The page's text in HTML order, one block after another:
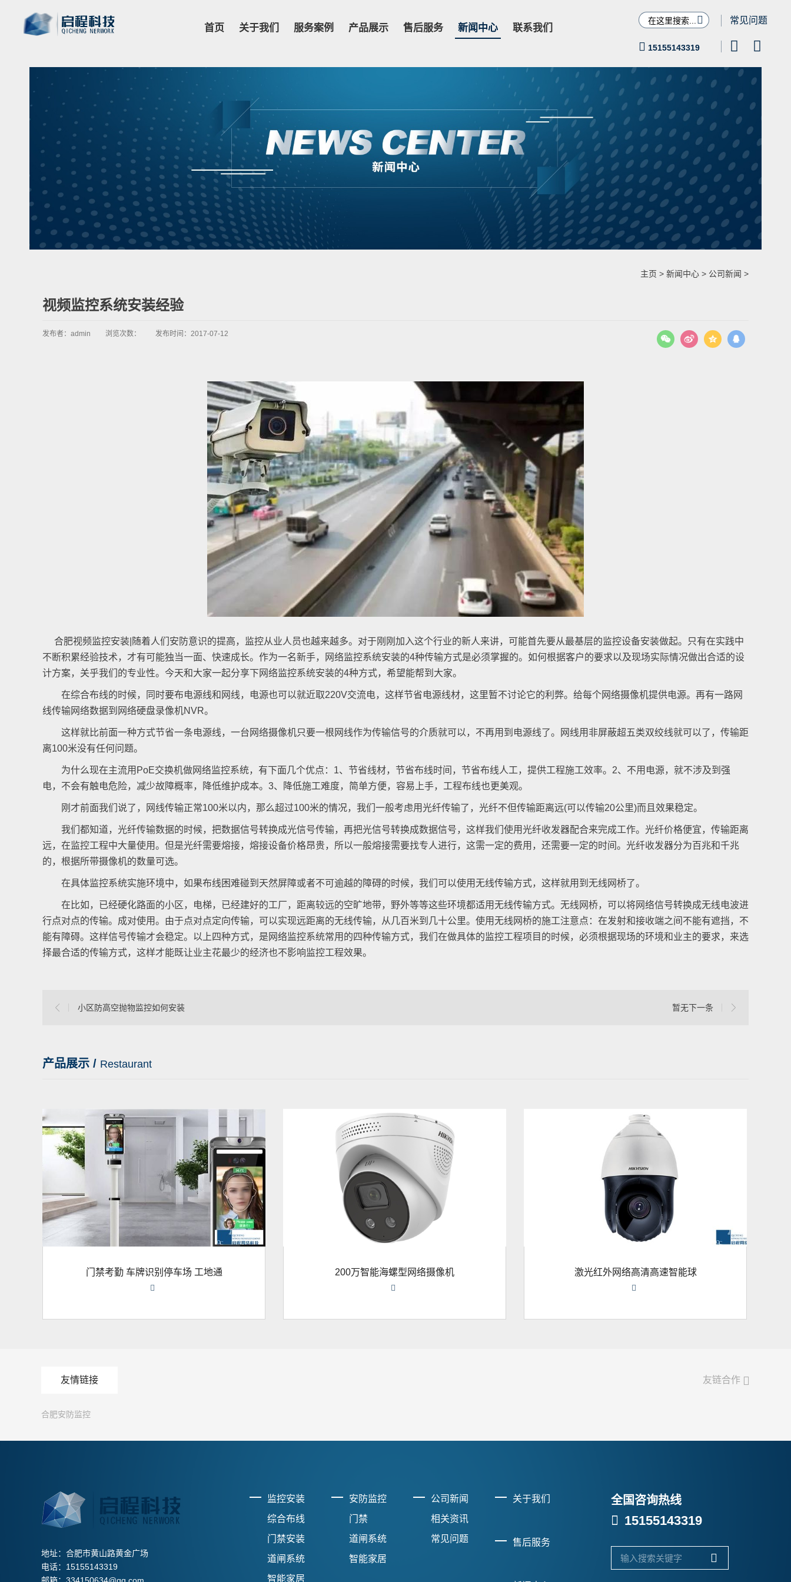
首页 关于我们 服务案例 产品展示 售后服务 新闻中心 联系我们
 常见问题
 15155143319  
主页 > 新闻中心 > 公司新闻 >
视频监控系统安装经验
发布者： admin 浏览次数： 发布时间： 2017-07-12
合肥视频监控安装|随着人们安防意识的提高，监控从业人员也越来越多。对于刚刚加入这个行业的新人来讲，可能首先要从最基层的监控设备安装做起。只有在实践中
不断积累经验技术，才有可能独当一面、快速成长。作为一名新手，网络监控系统安装的4种传输方式是必须掌握的。如何根据客户的要求以及现场实际情况做出合适的设
计方案，关乎我们的专业性。今天和大家一起分享下网络监控系统安装的4种方式，希望能帮到大家。
在综合布线的时候，同时要布电源线和网线，电源也可以就近取220V交流电，这样节省电源线材，这里暂不讨论它的利弊。给每个网络摄像机提供电源。再有一路网
线传输网络数据到网络硬盘录像机NVR。
这样就比前面一种方式节省一条电源线，一台网络摄像机只要一根网线作为传输信号的介质就可以，不再用到电源线了。网线用非屏蔽超五类双绞线就可以了，传输距
离100米没有任何问题。
为什么现在主流用PoE交换机做网络监控系统，有下面几个优点：1、节省线材，节省布线时间，节省布线人工，提供工程施工效率。2、不用电源，就不涉及到强
电，不会有触电危险，减少故障概率，降低维护成本。3、降低施工难度，简单方便，容易上手，工程布线也更美观。
刚才前面我们说了，网线传输正常100米以内，那么超过100米的情况，我们一般考虑用光纤传输了，光纤不但传输距离远(可以传输20公里)而且效果稳定。
我们都知道，光纤传输数据的时候，把数据信号转换成光信号传输，再把光信号转换成数据信号，这样我们使用光纤收发器配合来完成工作。光纤价格便宜，传输距离
远，在监控工程中大量使用。但是光纤需要熔接，熔接设备价格昂贵，所以一般熔接需要找专人进行，这需一定的费用，还需要一定的时间。光纤收发器分为百兆和千兆
的，根据所带摄像机的数量可选。
在具体监控系统实施环境中，如果布线困难碰到天然屏障或者不可逾越的障碍的时候，我们可以使用无线传输方式，这样就用到无线网桥了。
在比如，已经硬化路面的小区，电梯，已经建好的工厂，距离较远的空旷地带，野外等等这些环境都适用无线传输方式。无线网桥，可以将网络信号转换成无线电波进
行点对点的传输。成对使用。由于点对点定向传输，可以实现远距离的无线传输，从几百米到几十公里。使用无线网桥的施工注意点：在发射和接收端之间不能有遮挡，不
能有障碍。这样信号传输才会稳定。以上四种方式，是网络监控系统常用的四种传输方式，我们在做具体的监控工程项目的时候，必须根据现场的环境和业主的要求，来选
择最合适的传输方式，这样才能既让业主花最少的经济也不影响监控工程效果。
小区防高空抛物监控如何安装 暂无下一条
产品展示 / Restaurant
门禁考勤 车牌识别停车场 工地通

200万智能海螺型网络摄像机

激光红外网络高清高速智能球

友情链接 友链合作 
合肥安防监控
地址：合肥市黄山路黄金广场
电话：15155143319
监控安装
综合布线
门禁安装
道闸系统
智能家居
安防监控
门禁
道闸系统
智能家居
公司新闻
相关资讯
常见问题
关于我们
售后服务
全国咨询热线
 15155143319
